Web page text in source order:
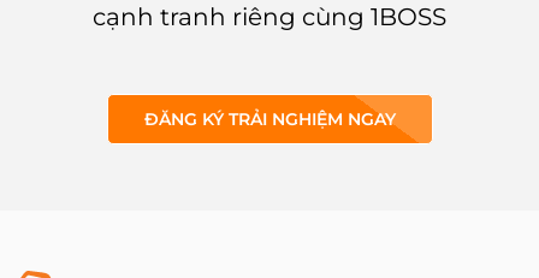
cạnh tranh riêng cùng 1BOSS
ĐĂNG KÝ TRẢI NGHIỆM NGAY